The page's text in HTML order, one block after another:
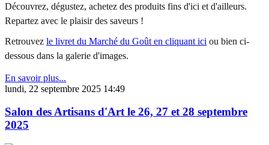
Découvrez, dégustez, achetez des produits fins d'ici et d'ailleurs.
Repartez avec le plaisir des saveurs !
Retrouvez le livret du Marché du Goût en cliquant ici ou bien ci-
dessous dans la galerie d'images.
En savoir plus...
lundi, 22 septembre 2025 14:49
Salon des Artisans d'Art le 26, 27 et 28 septembre
2025